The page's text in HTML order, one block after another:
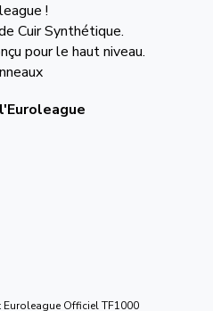
!
Cuir Synthétique.
pour le haut niveau.